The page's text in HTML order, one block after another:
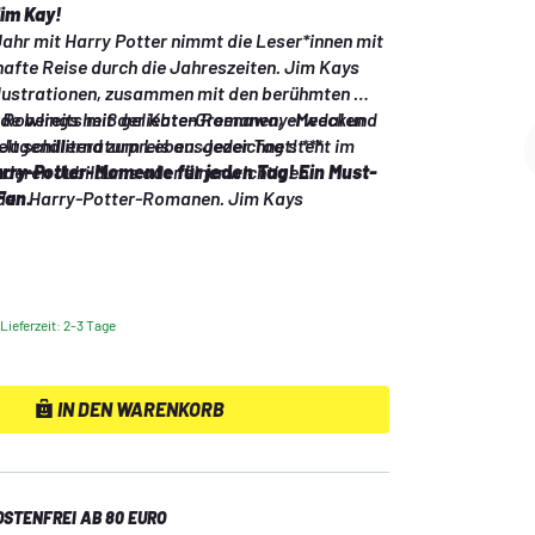
Kay!
mit Harry Potter nimmt die Leser*innen mit
Reise durch die Jahreszeiten. Jim Kays
zusammen mit den berühmten
heiß geliebten Romanen, erwecken
schillernd zum Leben. Jeder Tag steht im
Jubiläums oder einer wichtigen
Harry-Potter-Romanen. Jim Kays
Erscheinen der ersten illustrierten
Potter und der Stein der Weisen. Die
Charakterstudien, weitläufigen Landschaften
Bleistiftdetails offenbaren sein enormes
bereits mit der Kate-Greenaway-Medal und
ausgezeichnet! ***
Potter-Momente für jeden Tag! Ein Must-
2-3 Tage
IN DEN WARENKORB
AB 80 EURO